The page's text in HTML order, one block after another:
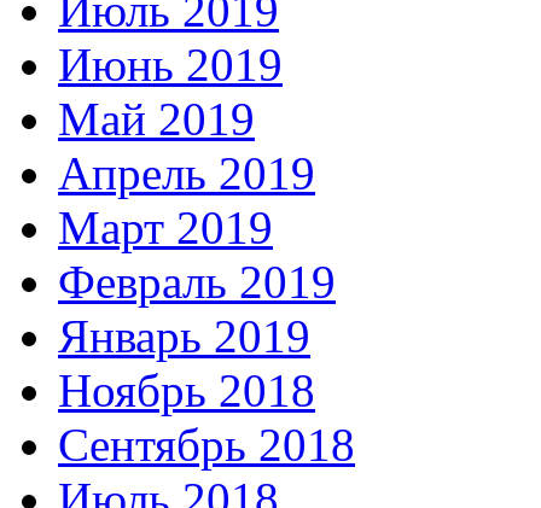
Июль 2019
Июнь 2019
Май 2019
Апрель 2019
Март 2019
Февраль 2019
Январь 2019
Ноябрь 2018
Сентябрь 2018